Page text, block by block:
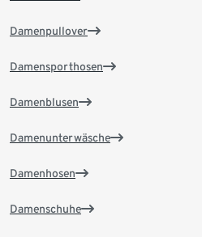
Damenpullover
Damensporthosen
Damenblusen
Damenunterwäsche
Damenhosen
Damenschuhe